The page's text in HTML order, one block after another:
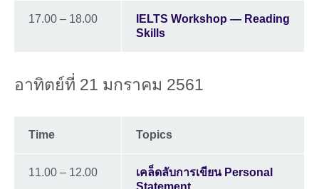
17.00 – 18.00
IELTS Workshop — Reading
Skills
อาทิตย์ที่ 21 มกราคม 2561
Time Topics
11.00 – 12.00
เคล็ดลับการเขียน Personal
Statement